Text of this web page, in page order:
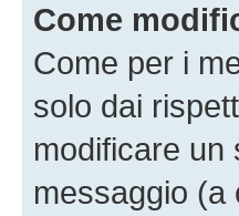
Come
Come per i
solo dai
modificare
messaggio (a